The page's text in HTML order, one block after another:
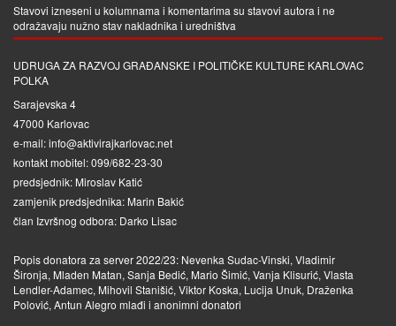
Stavovi izneseni u kolumnama i komentarima su stavovi autora i ne
odražavaju nužno stav nakladnika i uredništva
UDRUGA ZA RAZVOJ GRAĐANSKE I POLITIČKE KULTURE KARLOVAC
POLKA
Sarajevska 4
47000 Karlovac
e-mail: info@aktivirajkarlovac.net
kontakt mobitel: 099/682-23-30
predsjednik: Miroslav Katić
zamjenik predsjednika: Marin Bakić
član Izvršnog odbora: Darko Lisac
Popis donatora za server 2022/23: Nevenka Sudac-Vinski, Vladimir
Šironja, Mladen Matan, Sanja Bedić, Mario Šimić, Vanja Klisurić, Vlasta
Lendler-Adamec, Mihovil Stanišić, Viktor Koska, Lucija Unuk, Draženka
Polović, Antun Alegro mlađi i anonimni donatori